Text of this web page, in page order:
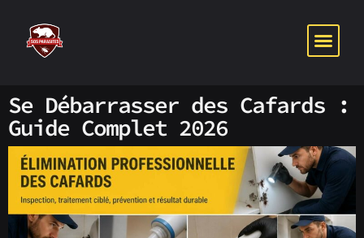
Se Débarrasser des Cafards :
Guide Complet 2026